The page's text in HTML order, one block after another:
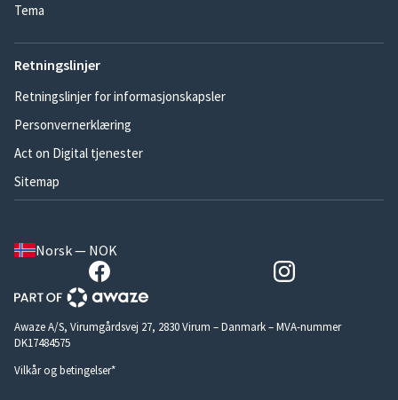
Tema
Retningslinjer
Retningslinjer for informasjonskapsler
Personvernerklæring
Act on Digital tjenester
Sitemap
Norsk — NOK
Awaze A/S, Virumgårdsvej 27, 2830 Virum – Danmark – MVA-nummer
DK17484575
Vilkår og betingelser*